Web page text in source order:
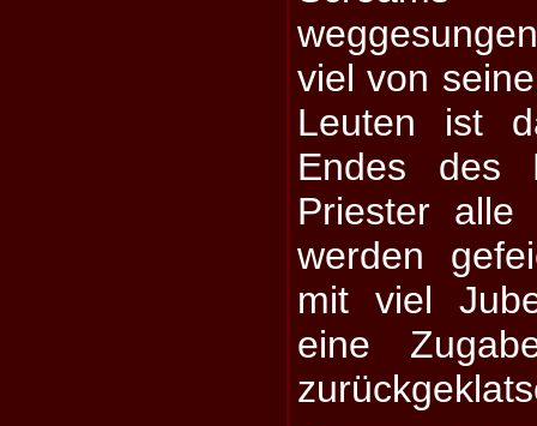
viel von
Leuten ist
Endes des
Priester alle
werden
mit viel
eine